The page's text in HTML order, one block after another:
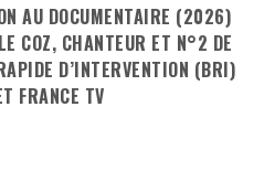
AU DOCUMENTAIRE (2026)
COZ, CHANTEUR ET N°2 DE
D’INTERVENTION (BRI)
FRANCE TV